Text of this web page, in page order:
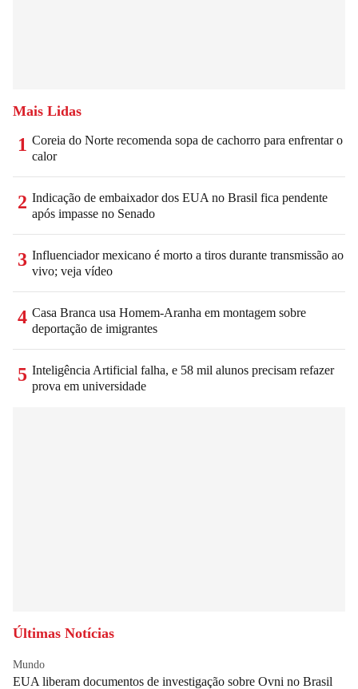
Mais Lidas
1 Coreia do Norte recomenda sopa de cachorro para enfrentar o
calor
2 Indicação de embaixador dos EUA no Brasil fica pendente
após impasse no Senado
3 Influenciador mexicano é morto a tiros durante transmissão ao
vivo; veja vídeo
4 Casa Branca usa Homem-Aranha em montagem sobre
deportação de imigrantes
5 Inteligência Artificial falha, e 58 mil alunos precisam refazer
prova em universidade
Últimas Notícias
Mundo
EUA liberam documentos de investigação sobre Ovni no Brasil